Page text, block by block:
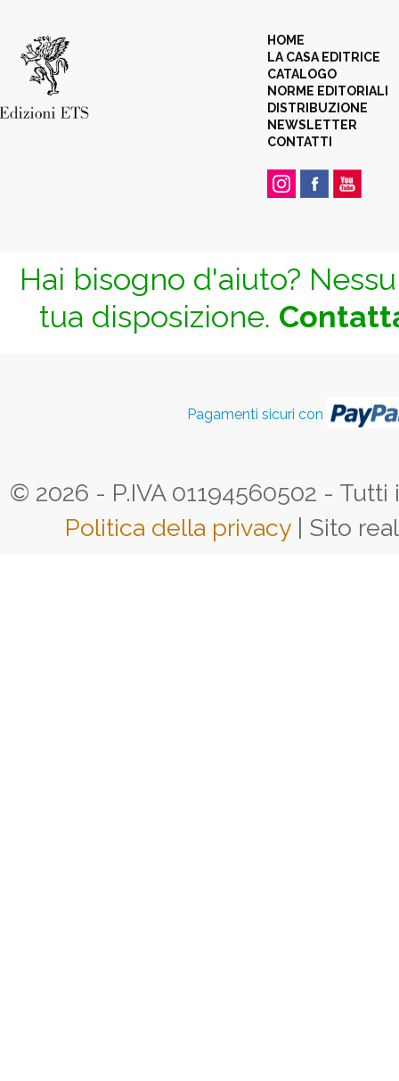
HOME
LA CASA EDITRICE
CATALOGO
NORME EDITORIALI
DISTRIBUZIONE
NEWSLETTER
CONTATTI
Hai bisogno d'aiuto?
tua disposizione.
Pagamenti sicuri con
© 2026 - P.IVA 01194560502 -
Politica della privacy | Sito